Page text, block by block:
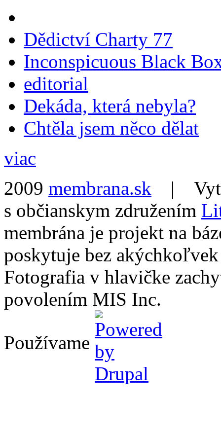
Dědictví Charty 77
Inconspicuous Black
editorial
Dekáda, která nebyla?
Chtěla jsem něco dělat
viac
2009 membrana.sk |
s občianskym združením
membrána je projekt na
poskytuje bez
Fotografia v hlavičke
povolením MIS Inc.
Používame